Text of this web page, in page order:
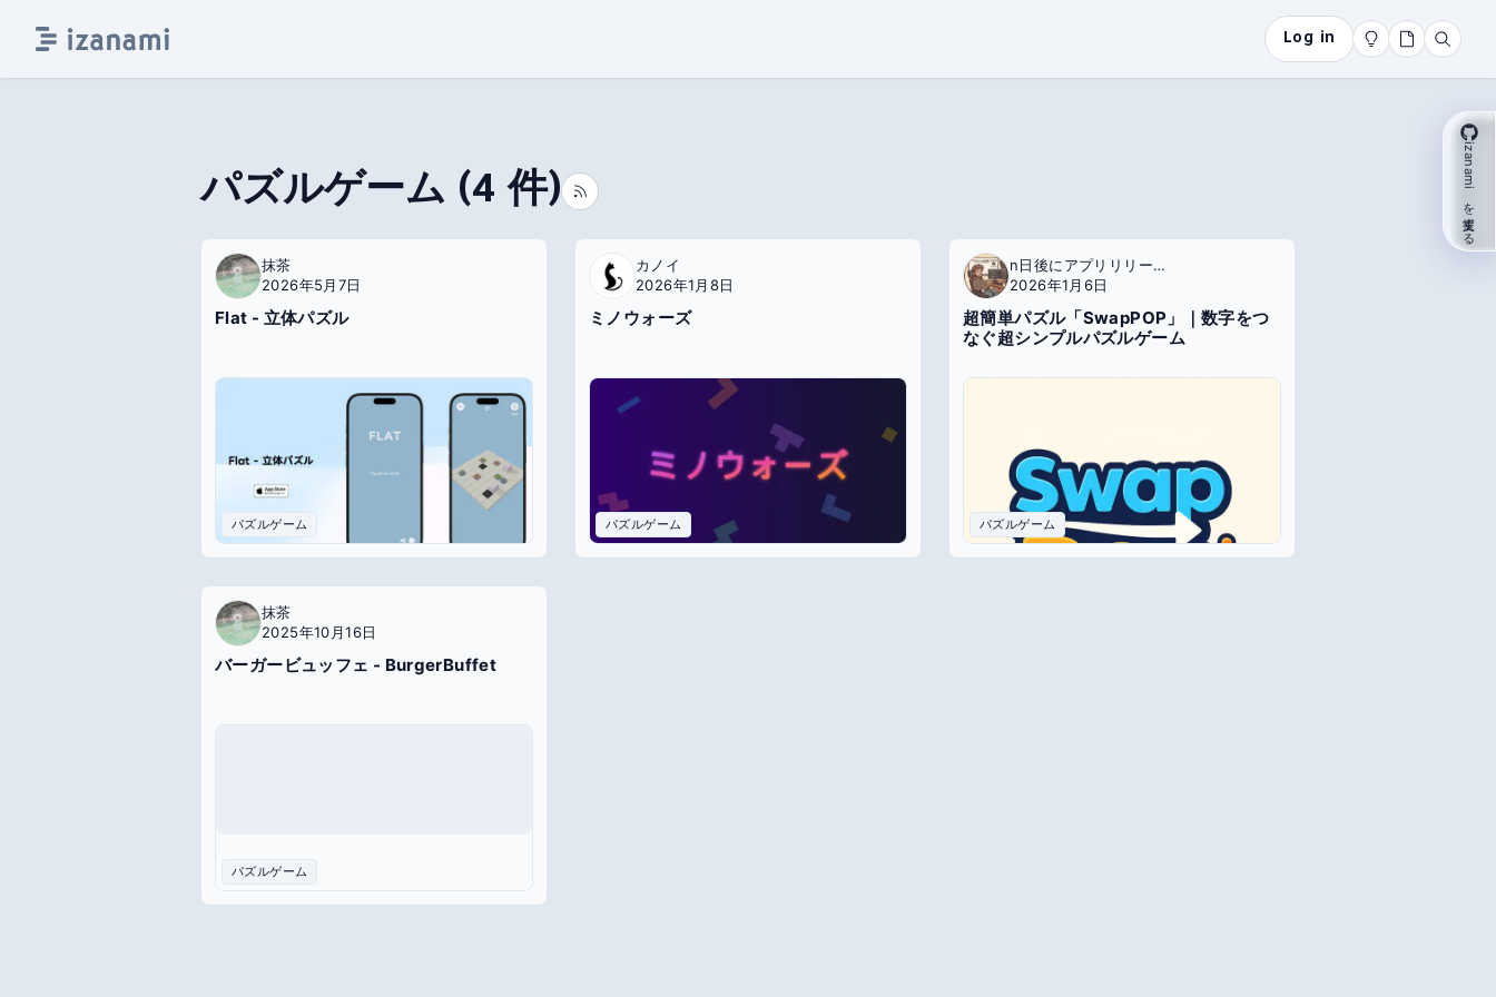
Log in
パズルゲーム (4 件)
抹茶
2026年5月7日
Flat - 立体パズル
パズルゲーム
カノイ
2026年1月8日
ミノウォーズ
パズルゲーム
n日後にアプリリリースするエンジニア
2026年1月6日
超簡単パズル「SwapPOP」｜数字をつ
なぐ超シンプルパズルゲーム
パズルゲーム
抹茶
2025年10月16日
バーガービュッフェ - BurgerBuffet
パズルゲーム
izanami を支援する